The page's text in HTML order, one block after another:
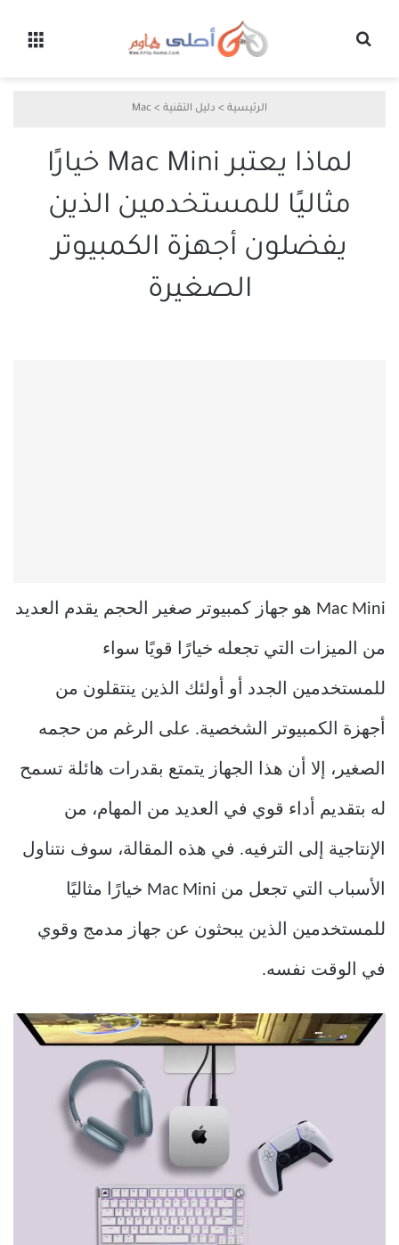
الرئيسية > دليل التقنية >
Mac
لماذا يعتبر Mac Mini خيارًا
مثاليًا للمستخدمين الذين
يفضلون أجهزة الكمبيوتر
الصغيرة
Mac Mini هو جهاز كمبيوتر صغير الحجم يقدم العديد
من الميزات التي تجعله خيارًا قويًا سواء
للمستخدمين الجدد أو أولئك الذين ينتقلون من
أجهزة الكمبيوتر الشخصية. على الرغم من حجمه
الصغير، إلا أن هذا الجهاز يتمتع بقدرات هائلة تسمح
له بتقديم أداء قوي في العديد من المهام، من
الإنتاجية إلى الترفيه. في هذه المقالة، سوف نتناول
الأسباب التي تجعل من Mac Mini خيارًا مثاليًا
للمستخدمين الذين يبحثون عن جهاز مدمج وقوي
في الوقت نفسه.